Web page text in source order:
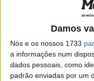
Damos
Nós e os nossos 1733
a informações num
dados pessoais, como
padrão enviadas por um
25
CNMX: Momento TT
cinco pilotos no
PORREDACÇÃO 17 MARÇO, 2018